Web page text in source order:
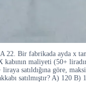
Bir fabrikada ayda x
kabının maliyeti (50+
satıldığına göre,
satılmıştır? A) 120